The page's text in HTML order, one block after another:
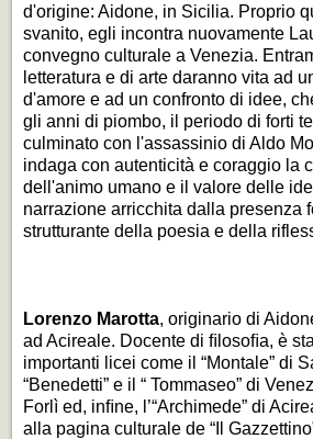
d'origine: Aidone, in Sicilia. Proprio
svanito, egli incontra nuovamente
convegno culturale a Venezia.
letteratura e di arte daranno vita ad
d'amore e ad un confronto di idee,
gli anni di piombo, il periodo di forti
culminato con l'assassinio di Aldo
indaga con autenticità e coraggio la
dell'animo umano e il valore delle
narrazione arricchita dalla presenza
strutturante della poesia e della
Lorenzo Marotta, originario di
ad Acireale. Docente di ﬁlosoﬁa, è
importanti licei come il “Montale” di
“Benedetti” e il “ Tommaseo” di
Forlì ed, inﬁne, l’“Archimede” di
alla pagina culturale de “Il